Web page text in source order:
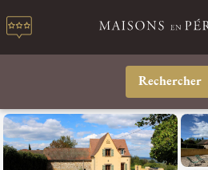
Rechercher